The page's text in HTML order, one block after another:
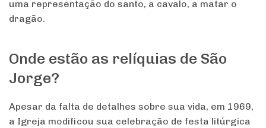
uma representação do santo, a cavalo, a matar o
dragão.
Onde estão as relíquias de São
Jorge?
Apesar da falta de detalhes sobre sua vida, em 1969,
a Igreja modificou sua celebração de festa litúrgica